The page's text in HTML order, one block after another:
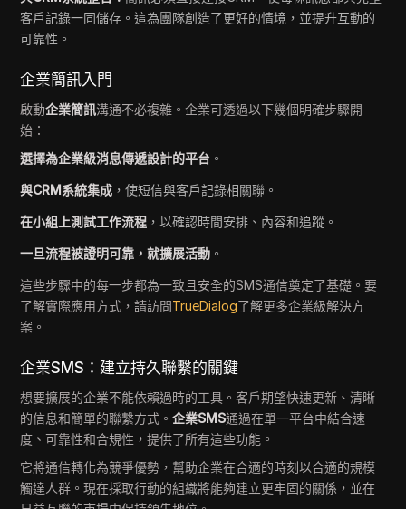
客戶記錄一同儲存。這為團隊創造了更好的情境，並提升互動的
可靠性。
企業簡訊入門
啟動企業簡訊溝通不必複雜。企業可透過以下幾個明確步驟開
始：
選擇為企業級消息傳遞設計的平台 。
與CRM系統集成 ，使短信與客戶記錄相關聯。
在小組上測試工作流程 ，以確認時間安排、內容和追蹤。
一旦流程被證明可靠，就擴展活動 。
這些步驟中的每一步都為一致且安全的SMS通信奠定了基礎。要
了解實際應用方式，請訪問TrueDialog了解更多企業級解決方
案。
企業SMS：建立持久聯繫的關鍵
想要擴展的企業不能依賴過時的工具。客戶期望快速更新、清晰
的信息和簡單的聯繫方式。企業SMS通過在單一平台中結合速
度、可靠性和合規性，提供了所有這些功能。
它將通信轉化為競爭優勢，幫助企業在合適的時刻以合適的規模
觸達人群。現在採取行動的組織將能夠建立更牢固的關係，並在